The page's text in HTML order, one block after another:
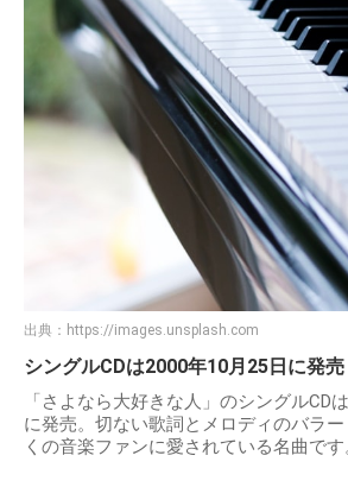
出典： https://images.unsplash.com
シングルCDは2000年10月25日に発売
「さよなら大好きな人」のシングルCD
に発売。切ない歌詞とメロディのバラ
くの音楽ファンに愛されている名曲です